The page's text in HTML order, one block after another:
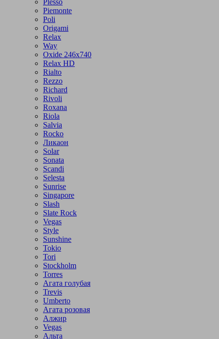
Piemonte
Poli
Origami
Relax
Way
Oxide 246x740
Relax HD
Rialto
Rezzo
Richard
Rivoli
Roxana
Riola
Salvia
Rocko
Ликаон
Solar
Sonata
Scandi
Selesta
Sunrise
Singapore
Slash
Slate Rock
Vegas
Style
Sunshine
Tokio
Tori
Stockholm
Torres
Агата голубая
Trevis
Umberto
Агата розовая
Алжир
Vegas
Альта